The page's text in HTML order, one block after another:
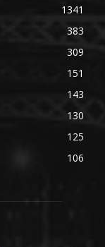
1341
383
309
151
143
130
125
106